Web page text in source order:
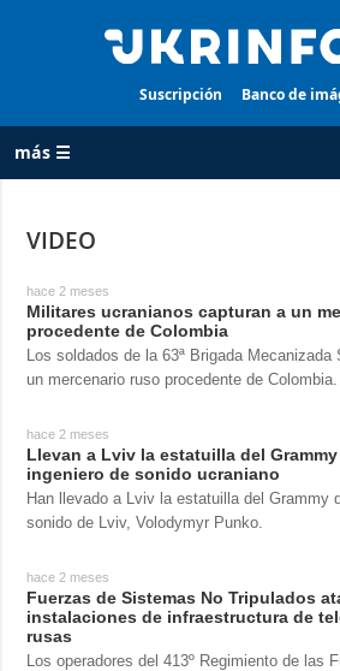
Suscripción Banco de
más ☰
CATEGORÍAS
Guerra
Reconstrucción
Política
Economía
Defensa
Cultura
Deportes
Crimen
VIDEO
hace 2 meses
Militares ucranianos capturan a un
procedente de Colombia
Los soldados de la 63ª Brigada Mecanizada
un mercenario ruso procedente de Colombia.
hace 2 meses
Llevan a Lviv la estatuilla del
ingeniero de sonido ucraniano
Han llevado a Lviv la estatuilla del Grammy
sonido de Lviv, Volodymyr Punko.
hace 2 meses
Fuerzas de Sistemas No Tripulados
instalaciones de infraestructura de
rusas
Los operadores del 413º Regimiento de las